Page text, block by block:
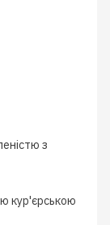
з
кур'єрською